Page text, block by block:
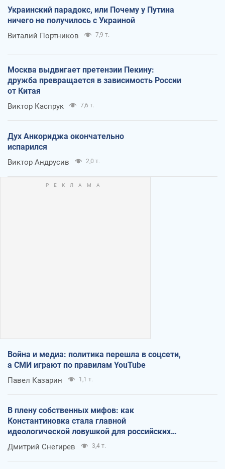
Украинский парадокс, или Почему у Путина
ничего не получилось с Украиной
Виталий Портников 7,9 т.
Москва выдвигает претензии Пекину:
дружба превращается в зависимость России
от Китая
Виктор Каспрук 7,6 т.
Дух Анкориджа окончательно
испарился
Виктор Андрусив 2,0 т.
Война и медиа: политика перешла в соцсети,
а СМИ играют по правилам YouTube
Павел Казарин 1,1 т.
В плену собственных мифов: как
Константиновка стала главной
идеологической ловушкой для российских
оккупантов
Дмитрий Снегирев 3,4 т.